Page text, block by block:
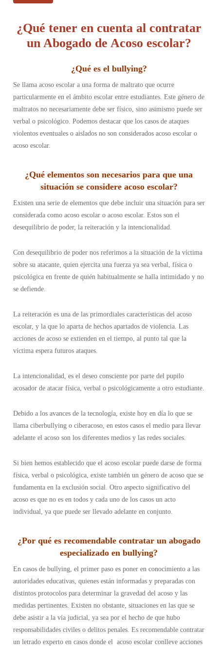
¿Qué tener en cuenta al contratar
un Abogado de Acoso escolar?
¿Qué es el bullying?
Se llama acoso escolar a una forma de maltrato que ocurre
particularmente en el ámbito escolar entre estudiantes. Este género de
maltratos no necesariamente debe ser físico, sino asimismo puede ser
verbal o psicológico. Podemos destacar que los casos de ataques
violentos eventuales o aislados no son considerados acoso escolar o
acoso escolar.
¿Qué elementos son necesarios para que una
situación se considere acoso escolar?
Existen una serie de elementos que debe incluir una situación para ser
considerada como acoso escolar o acoso escolar. Estos son el
desequilibrio de poder, la reiteración y la intencionalidad.
Con desequilibrio de poder nos referimos a la situación de la víctima
sobre su atacante, quien ejercita una fuerza ya sea verbal, física o
psicológica en frente de quién habitualmente se halla intimidado y no
se defiende.
La reiteración es una de las primordiales características del acoso
escolar, y la que lo aparta de hechos apartados de violencia. Las
acciones de acoso se extienden en el tiempo, al punto tal que la
víctima espera futuros ataques.
La intencionalidad, es el deseo consciente por parte del pupilo
acosador de atacar física, verbal o psicológicamente a otro estudiante.
Debido a los avances de la tecnología, existe hoy en día lo que se
llama ciberbullying o ciberacoso, en estos casos el medio para llevar
adelante el acoso son los diferentes medios y las redes sociales.
Si bien hemos establecido que el acoso escolar puede darse de forma
física, verbal o psicológica, existe también un género de acoso que se
fundamenta en la exclusión social. Otro aspecto significativo del
acoso es que no es en todos y cada uno de los casos un acto
individual, ya que puede ser llevado adelante en conjunto.
¿Por qué es recomendable contratar un abogado
especializado en bullying?
En casos de bullying, el primer paso es poner en conocimiento a las
autoridades educativas, quienes están informadas y preparadas con
distintos protocolos para determinar la gravedad del acoso y las
medidas pertinentes. Existen no obstante, situaciones en las que se
debe asistir a la vía judicial, ya sea por el hecho de que hubo
responsabilidades civiles o delitos penales. Es recomendable contratar
un letrado experto en casos donde el acoso escolar conlleve acciones